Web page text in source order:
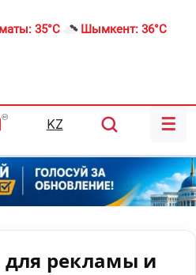
35°C Шымкент: 36°C
KZ ☰
рекламы и